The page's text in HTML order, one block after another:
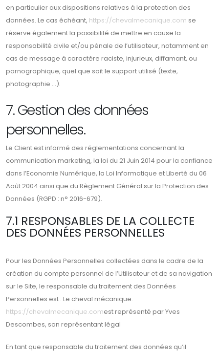
en particulier aux dispositions relatives à la protection des
données. Le cas échéant, https://chevalmecanique.com se
réserve également la possibilité de mettre en cause la
responsabilité civile et/ou pénale de l’utilisateur, notamment en
cas de message à caractère raciste, injurieux, diffamant, ou
pornographique, quel que soit le support utilisé (texte,
photographie …).
7. Gestion des données
personnelles.
Le Client est informé des réglementations concernant la
communication marketing, la loi du 21 Juin 2014 pour la confiance
dans l’Economie Numérique, la Loi Informatique et Liberté du 06
Août 2004 ainsi que du Règlement Général sur la Protection des
Données (RGPD : n° 2016-679).
7.1 RESPONSABLES DE LA COLLECTE
DES DONNÉES PERSONNELLES
Pour les Données Personnelles collectées dans le cadre de la
création du compte personnel de l’Utilisateur et de sa navigation
sur le Site, le responsable du traitement des Données
Personnelles est : Le cheval mécanique.
https://chevalmecanique.comest représenté par Yves
Descombes, son représentant légal
En tant que responsable du traitement des données qu’il